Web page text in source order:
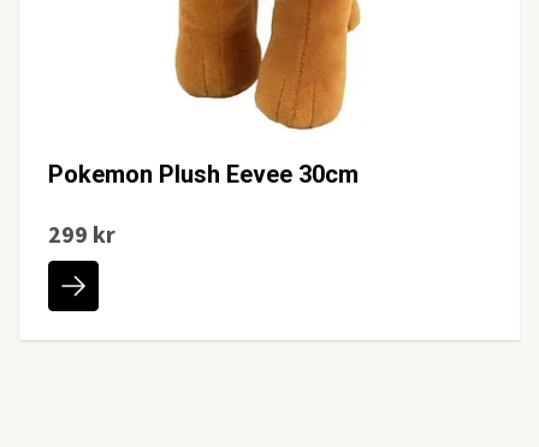
Pokemon Plush Eevee 30cm
299 kr